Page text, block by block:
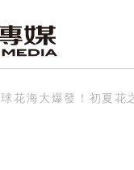
花海大爆發！初夏花